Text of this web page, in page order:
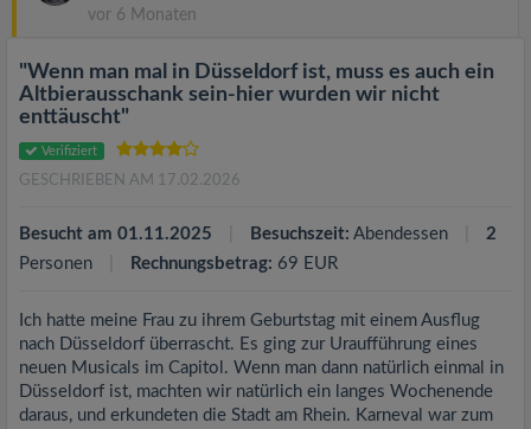
vor 6 Monaten
"Wenn man mal in Düsseldorf ist, muss es auch ein
Altbierausschank sein-hier wurden wir nicht
enttäuscht"
Verifiziert
GESCHRIEBEN AM 17.02.2026
Besucht am 01.11.2025 Besuchszeit: Abendessen
2
Personen
Rechnungsbetrag: 69 EUR
Ich hatte meine Frau zu ihrem Geburtstag mit einem Ausflug
nach Düsseldorf überrascht. Es ging zur Uraufführung eines
neuen Musicals im Capitol. Wenn man dann natürlich einmal in
Düsseldorf ist, machten wir natürlich ein langes Wochenende
daraus, und erkundeten die Stadt am Rhein. Karneval war zum